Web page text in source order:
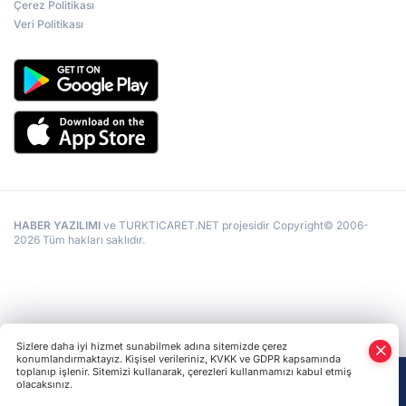
Çerez Politikası
Veri Politikası
HABER YAZILIMI ve TURKTICARET.NET projesidir Copyright© 2006-
2026 Tüm hakları saklıdır.
Sizlere daha iyi hizmet sunabilmek adına sitemizde çerez
konumlandırmaktayız. Kişisel verileriniz, KVKK ve GDPR kapsamında
toplanıp işlenir. Sitemizi kullanarak, çerezleri kullanmamızı kabul etmiş
olacaksınız.